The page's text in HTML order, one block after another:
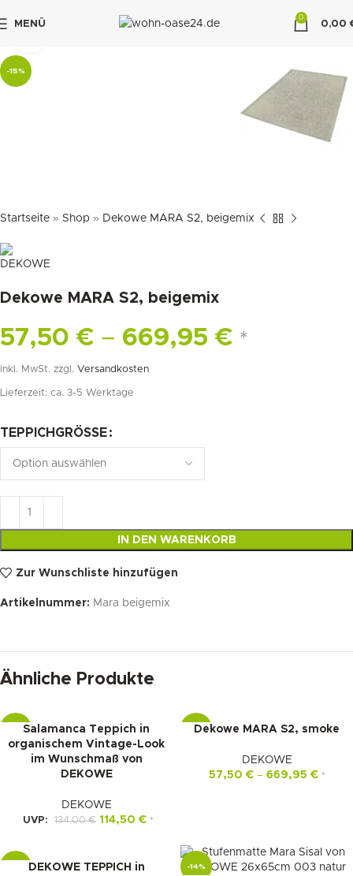
MENÜ
0
0,00
-15%
Startseite » Shop » Dekowe MARA S2, beigemix
Dekowe MARA S2, beigemix
57,50 € – 669,95 € *
inkl. MwSt. zzgl. Versandkosten
Lieferzeit: ca. 3-5 Werktage
TEPPICHGRÖSSE
IN DEN WARENKORB
Zur Wunschliste hinzufügen
Artikelnummer: Mara beigemix
Ähnliche Produkte
-15%Salamanca Teppich in
organischem Vintage-Look
im Wunschmaß von
DEKOWE
DEKOWE
UVP: 134,00€ 114,50 € *
-15%
Dekowe MARA S2, smoke
DEKOWE
57,50 €– 669,95 € *
DEKOWE TEPPICH in
-14%